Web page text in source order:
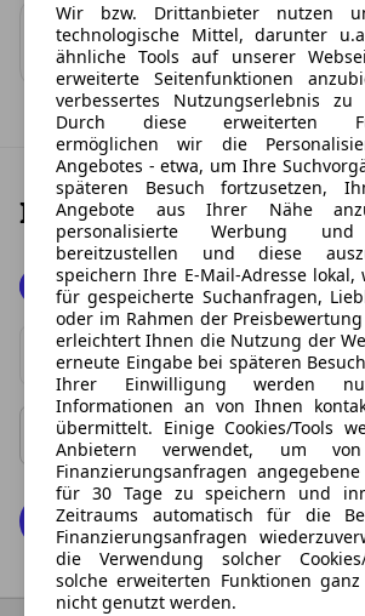
Swace
ab 149 €
Ihren Traum-Suzuki
Beides
Privat
Gewerbe
Suzuki Modell
0 Vorschläge gefunden. Benutzen
Rate ab
0 Fahrzeuge
Wir bzw. Drittanbieter nutzen
technologische Mittel, darunter
ähnliche Tools auf unserer
erweiterte Seitenfunktionen
verbessertes Nutzungserlebnis zu
Durch diese erweiterten
ermöglichen wir die
Angebotes - etwa, um Ihre
späteren Besuch fortzusetzen,
Angebote aus Ihrer Nähe
personalisierte Werbung und
bereitzustellen und diese
speichern Ihre E-Mail-Adresse lokal,
für gespeicherte Suchanfragen,
oder im Rahmen der
erleichtert Ihnen die Nutzung der
erneute Eingabe bei späteren
Ihrer Einwilligung werden
Informationen an von Ihnen
übermittelt. Einige Cookies/Tools
Anbietern verwendet, um
Finanzierungsanfragen
für 30 Tage zu speichern und
Zeitraums automatisch für die
Finanzierungsanfragen
die Verwendung solcher
solche erweiterten Funktionen
nicht genutzt werden.